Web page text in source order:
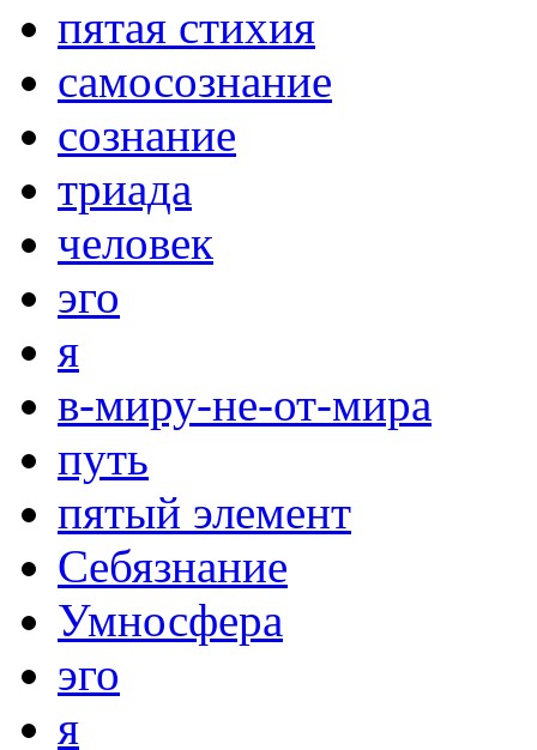
пятая стихия
самосознание
сознание
триада
человек
эго
я
в-миру-не-от-мира
путь
пятый элемент
Себязнание
Умносфера
эго
я